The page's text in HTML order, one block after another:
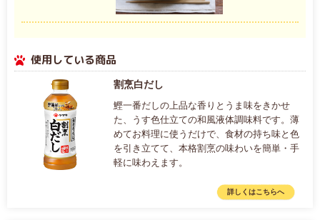
使用している商品
割烹白だし
鰹一番だしの上品な香りとうま味をきかせ
た、うす色仕立ての和風液体調味料です。薄
めてお料理に使うだけで、食材の持ち味と色
を引き立てて、本格割烹の味わいを簡単・手
軽に味わえます。
詳しくはこちらへ